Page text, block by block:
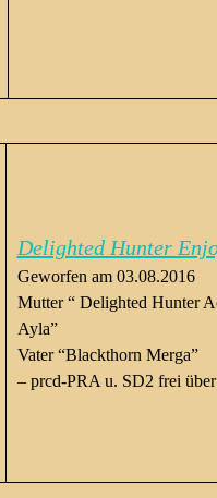
Delighted Hunter
Geworfen am 03.08.2016
Mutter “ Delighted Hunter
Ayla”
Vater “Blackthorn Merga”
– prcd-PRA u. SD2 frei